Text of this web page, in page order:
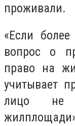
проживали.
«Если
вопрос о
право на
учитывает
лицо не